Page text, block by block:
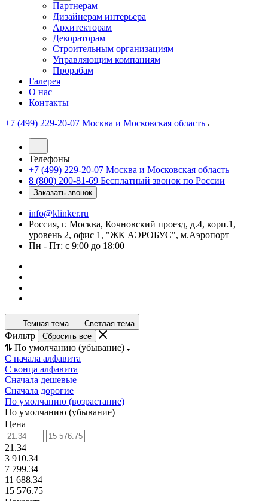
Партнерам
Дизайнерам интерьера
Архитекторам
Декораторам
Строительным организациям
Управляющим компаниям
Прорабам
Галерея
О нас
Контакты
+7 (499) 229-20-07 Москва и Московская область
Телефоны
+7 (499) 229-20-07 Москва и Московская область
8 (800) 200-81-69 Бесплатный звонок по России
Заказать звонок
info@klinker.ru
Россия, г. Москва, Кочновский проезд, д.4, корп.1,
уровень 2, офис 1, "ЖК АЭРОБУС", м.Аэропорт
Пн - Пт: с 9:00 до 18:00
Темная тема Светлая тема
Фильтр Сбросить все
По умолчанию (убывание)
С начала алфавита
С конца алфавита
Сначала дешевые
Сначала дорогие
По умолчанию (возрастание)
По умолчанию (убывание)
Цена
21.34
3 910.34
7 799.34
11 688.34
15 576.75